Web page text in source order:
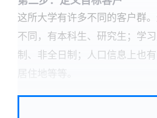
这所大学有许多不同的客户群
不同，有本科生、研究生；学
制、非全日制；人口信息上也有
居住地等等。